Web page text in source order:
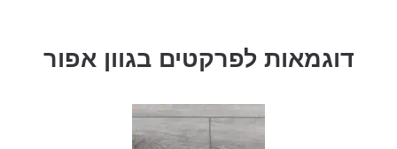
דוגמאות לפרקטים בגוון אפור